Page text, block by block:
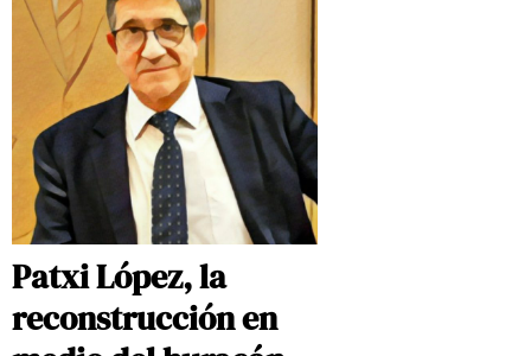
Patxi López, la
reconstrucción en